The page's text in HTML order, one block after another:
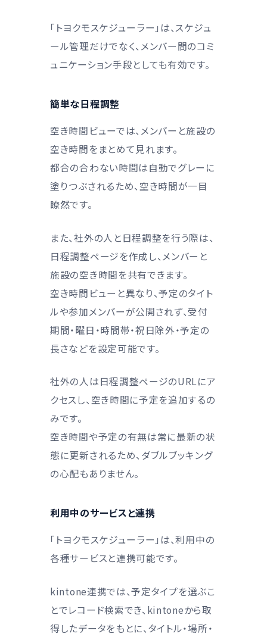
「トヨクモスケジューラー」は、スケジュ
ール管理だけでなく、メンバー間のコミ
ュニケーション手段としても有効です。
簡単な日程調整
空き時間ビューでは、メンバーと施設の
空き時間をまとめて見れます。
都合の合わない時間は自動でグレーに
塗りつぶされるため、空き時間が一目
瞭然です。
また、社外の人と日程調整を行う際は、
日程調整ページを作成し、メンバーと
施設の空き時間を共有できます。
空き時間ビューと異なり、予定のタイト
ルや参加メンバーが公開されず、受付
期間・曜日・時間帯・祝日除外・予定の
長さなどを設定可能です。
社外の人は日程調整ページのURLにア
クセスし、空き時間に予定を追加するの
みです。
空き時間や予定の有無は常に最新の状
態に更新されるため、ダブルブッキング
の心配もありません。
利用中のサービスと連携
「トヨクモスケジューラー」は、利用中の
各種サービスと連携可能です。
kintone連携では、予定タイプを選ぶこ
とでレコード検索でき、kintoneから取
得したデータをもとに、タイトル・場所・